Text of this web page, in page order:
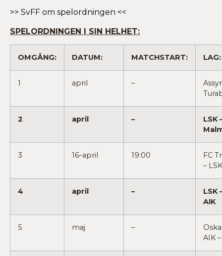
>> SvFF om spelordningen <<
SPELORDNINGEN I SIN HELHET:
OMGÅNG: DATUM: MATCHSTART: LAG:
1 april –
2 april –
LSK
3 16-april 19:00
FC
– LSK
4 april –
LSK
AIK
5 maj –
AIK